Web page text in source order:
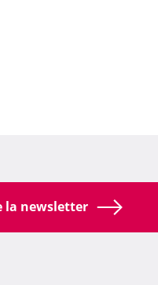
la newsletter